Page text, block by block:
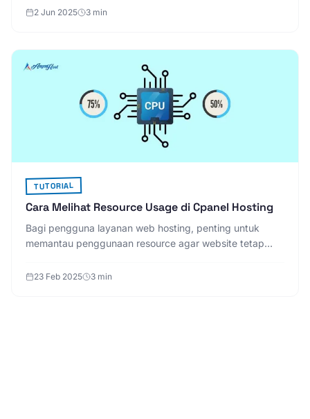
aplikasi Flask di
2 Jun 2025 3 min
TUTORIAL
Cara Melihat Resource Usage di Cpanel Hosting
Bagi pengguna layanan web hosting, penting untuk
memantau penggunaan resource agar website tetap
mengecek resour
23 Feb 2025 3 min